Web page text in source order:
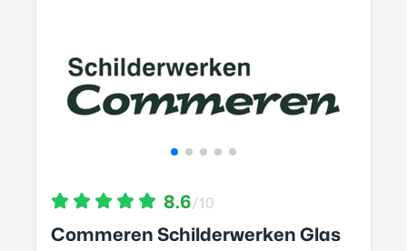
8.6/10
Commeren Schilderwerken Glas